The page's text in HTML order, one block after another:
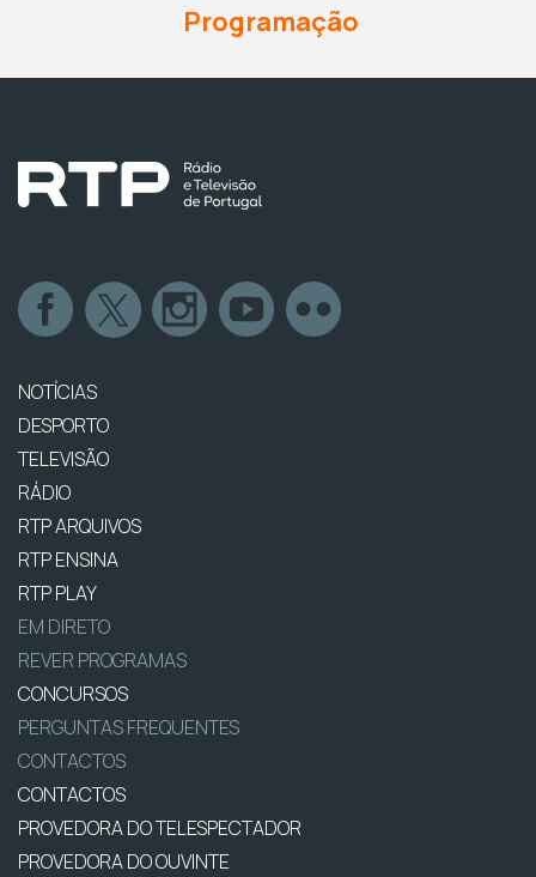
Programação
NOTÍCIAS
DESPORTO
TELEVISÃO
RÁDIO
RTP ARQUIVOS
RTP ENSINA
RTP PLAY
EM DIRETO
REVER PROGRAMAS
CONCURSOS
PERGUNTAS FREQUENTES
CONTACTOS
CONTACTOS
PROVEDORA DO TELESPECTADOR
PROVEDORA DO OUVINTE